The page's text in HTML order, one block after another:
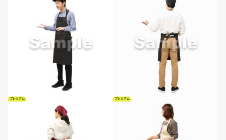
プレミアム プレミアム